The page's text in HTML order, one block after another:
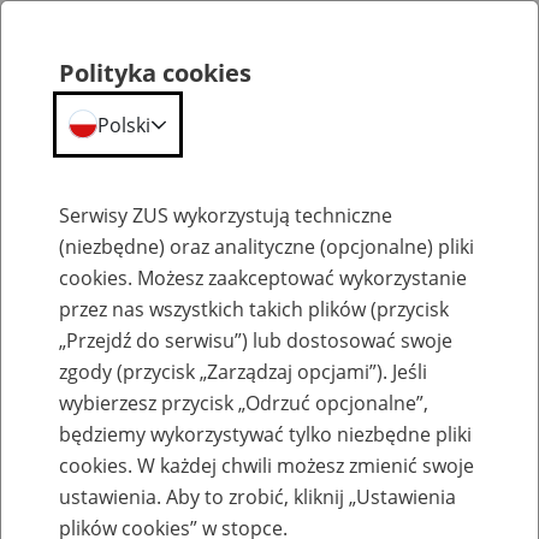
Emerytury
Baza zlikwidowanych lub
przekształconych zakładów pracy
Polityka cookies
Polski
Serwisy ZUS wykorzystują techniczne
(niezbędne) oraz analityczne (opcjonalne) pliki
cookies. Możesz zaakceptować wykorzystanie
przez nas wszystkich takich plików (przycisk
„Przejdź do serwisu”) lub dostosować swoje
zgody (przycisk „Zarządzaj opcjami”). Jeśli
wybierzesz przycisk „Odrzuć opcjonalne”,
będziemy wykorzystywać tylko niezbędne pliki
cookies. W każdej chwili możesz zmienić swoje
ustawienia. Aby to zrobić, kliknij „Ustawienia
plików cookies” w stopce.